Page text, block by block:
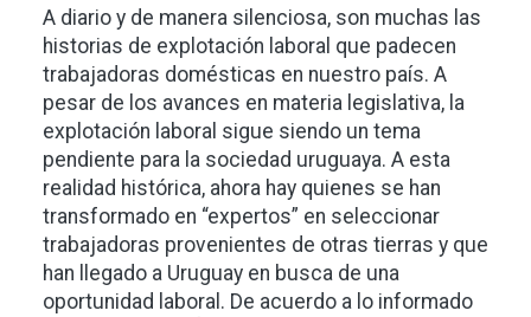
A diario y de manera silenciosa, son muchas las
historias de explotación laboral que padecen
trabajadoras domésticas en nuestro país. A
pesar de los avances en materia legislativa, la
explotación laboral sigue siendo un tema
pendiente para la sociedad uruguaya. A esta
realidad histórica, ahora hay quienes se han
transformado en “expertos” en seleccionar
trabajadoras provenientes de otras tierras y que
han llegado a Uruguay en busca de una
oportunidad laboral. De acuerdo a lo informado